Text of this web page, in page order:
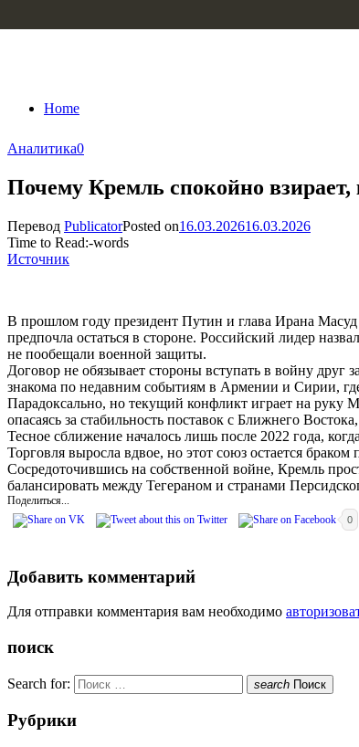
Home
Аналитика0
Почему Кремль спокойно
Перевод PublicatorPosted on16.03.202616.03.2026
Time to Read:-words
Источник
В прошлом году президент Путин и глава Ирана
предпочла остаться в стороне. Российский лидер
не пообещали военной защиты.
Договор не обязывает стороны вступать в войну
знакома по недавним событиям в Армении и Сирии,
Парадоксально, но текущий конфликт играет на руку
опасаясь за стабильность поставок с Ближнего
Тесное сближение началось лишь после 2022 года,
Торговля выросла вдвое, но этот союз остается
Сосредоточившись на собственной войне, Кремль
балансировать между Тегераном и странами
Поделиться...
0
Добавить комментарий
Для отправки комментария вам необходимо
поиск
Search for: search Поиск
Рубрики